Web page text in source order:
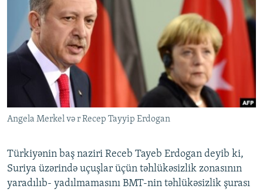
MULTIMEDIA
VIDEO
FOTOQALEREYA
İNFOQRAFIKA
KARIKATURA
RADIO ARXIV
OXU ZALI
AZƏRBAYCAN ƏDƏBIYYATI KITABXANASI
İSLAM VƏ DEMOKRATIYA
İZ - MƏDƏNIYYƏT PROQRAMI
HAQQIMIZDA
MISSIYAMIZ
PEŞƏ ETIKASI VƏ JURNALISTIKA STANDARTLARIMIZ
MATERIALLARIMIZDAN ISTIFADƏ
BIZIMLƏ ƏLAQƏ
XƏBƏR BÜLLETENLƏRIMIZ
Angela Merkel və r Recep Tayyip Erdogan
Türkiyənin baş naziri Receb Tayeb Erdogan deyib ki,
Suriya üzərində uçuşlar üçün təhlükəsizlik zonasının
yaradılıb- yadılmamasını BMT-nin təhlükəsizlik şurası